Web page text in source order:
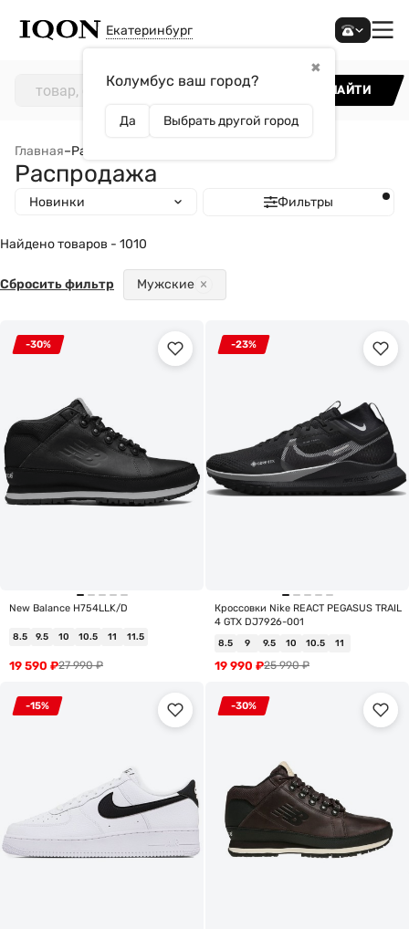
Екатеринбург
✖
Колумбус ваш город?
Да Выбрать другой город
НАЙТИ
Главная–Распродажа
Распродажа
Новинки Фильтры
Найдено товаров - 1010
Мужские
Сбросить фильтр
-30%
New Balance H754LLK/D
8.5 9.5 10 10.5 11 11.5
27 990₽
19 590 ₽
-23%
Кроссовки Nike REACT PEGASUS TRAIL
4 GTX DJ7926-001
8.5 9 9.5 10 10.5 11
25 990₽
19 990 ₽
-15% -30%